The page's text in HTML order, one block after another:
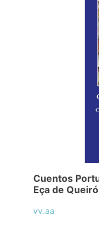
Cuentos
Eça de
vv.aa